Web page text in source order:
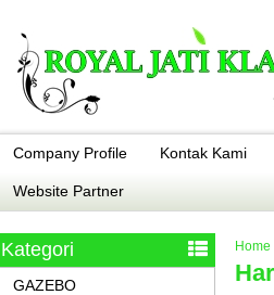
Company Profile Kontak Kami
Website Partner
Home
Kategori
GAZEBO